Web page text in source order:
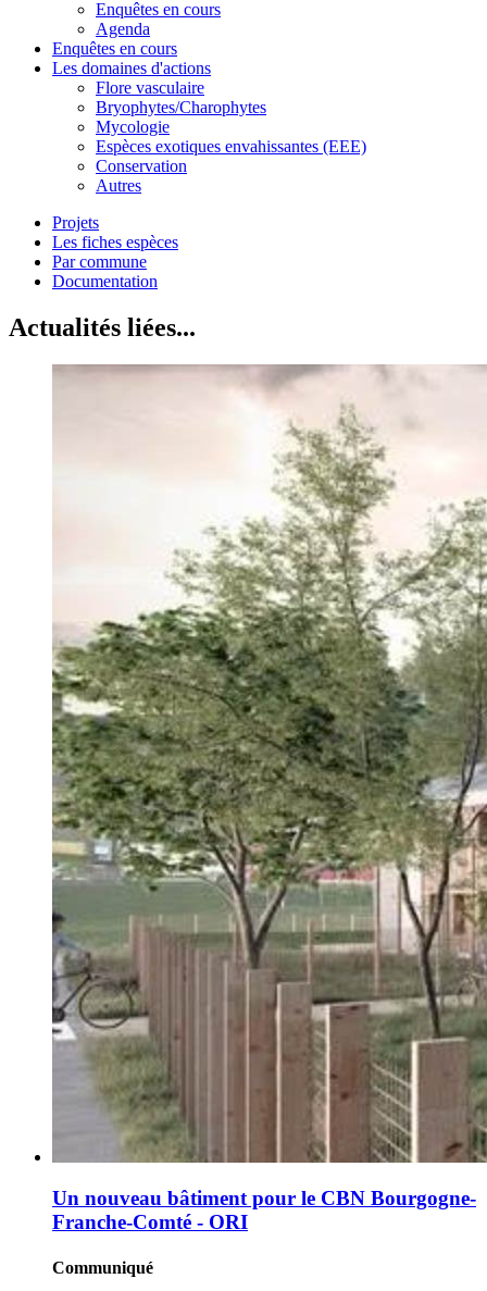
Enquêtes en cours
Agenda
Enquêtes en cours
Les domaines d'actions
Flore vasculaire
Bryophytes/Charophytes
Mycologie
Espèces exotiques envahissantes (EEE)
Conservation
Autres
Projets
Les fiches espèces
Par commune
Documentation
Actualités liées...
Un nouveau bâtiment pour le CBN Bourgogne-
Franche-Comté - ORI
Communiqué